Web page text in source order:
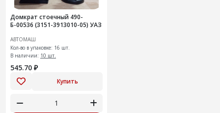
Домкрат стоечный 490-
Б-00536 (3151-3913010-05) УАЗ
АВТОМАШ
Кол-во в упаковке: 16 шт.
В наличии: 10 шт.
545.70 ₽
Купить